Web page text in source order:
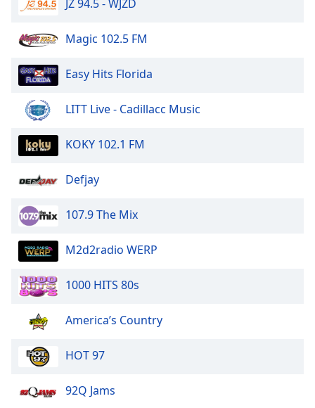
dialog
window.
Escape
window.
Text
Color
Opacity
Text
Background
Opacity
Caption
JZ 94.5 - WJZD
Magic 102.5 FM
Easy Hits Florida
LITT Live - Cadillacc Music
KOKY 102.1 FM
Defjay
107.9 The Mix
M2d2radio WERP
1000 HITS 80s
America’s Country
HOT 97
92Q Jams